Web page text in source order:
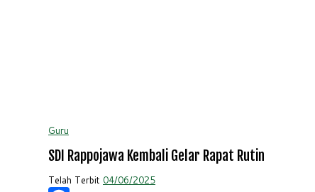
Guru
SDI Rappojawa Kembali Gelar Rapat Rutin
Telah Terbit 04/06/2025